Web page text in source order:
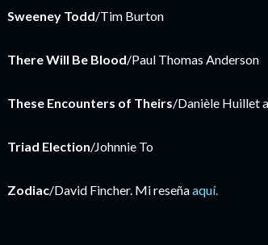
Sweeney Todd/Tim Burton
There Will Be Blood/Paul Thomas Anderson
These Encounters of Theirs/Danièle Huillet
Triad Election/Johnnie To
Zodiac/David Fincher. Mi reseñaaquí.